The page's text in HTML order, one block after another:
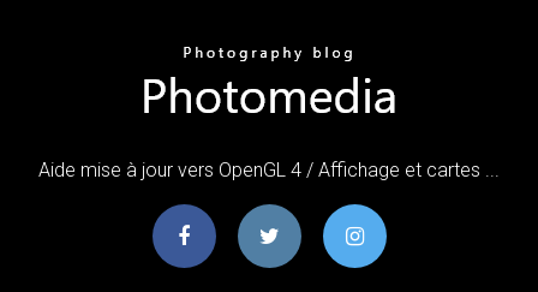
Aide mise à jour vers OpenGL 4 / Affichage et cartes ...